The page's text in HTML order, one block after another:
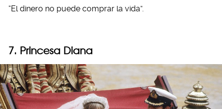
“El dinero no puede comprar la vida”.
7. Princesa Diana